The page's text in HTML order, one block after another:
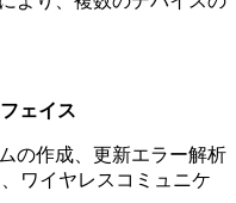
ェイス
の作成、更新エラー解析
ワイヤレスコミュニケ